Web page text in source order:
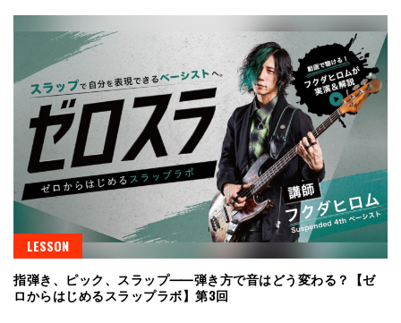
LESSON
指弾き、ピック、スラップ⸺弾き方で音はどう変わる？【ゼ
ロからはじめるスラップラボ】第3回